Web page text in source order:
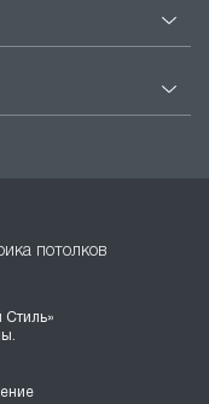
потолков